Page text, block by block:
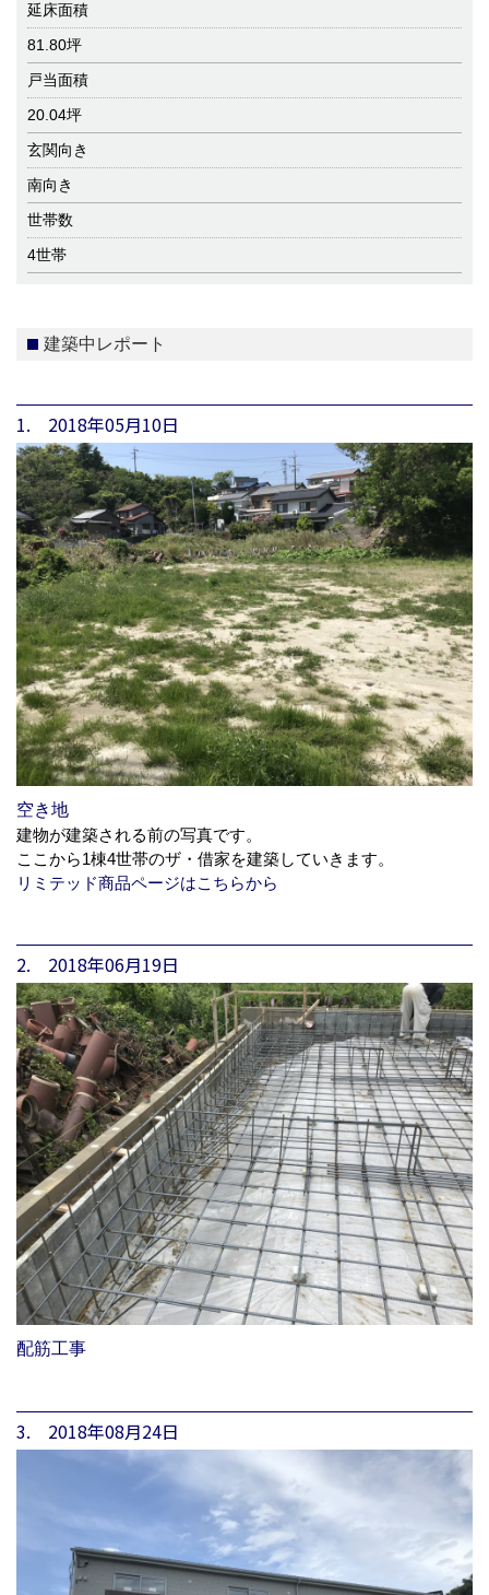
延床面積
81.80坪
戸当面積
20.04坪
玄関向き
南向き
世帯数
4世帯
建築中レポート
1. 2018年05月10日
空き地
建物が建築される前の写真です。
ここから1棟4世帯のザ・借家を建築していきます。
リミテッド商品ページはこちらから
2. 2018年06月19日
配筋工事
3. 2018年08月24日